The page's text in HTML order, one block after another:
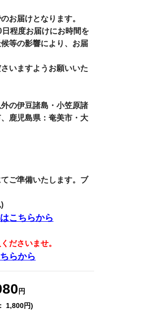
お届けとなります。
程度お届けにお時間を
等の影響により、お届
いますようお願いいた
の伊豆諸島・小笠原諸
鹿児島県：奄美市・大
てご準備いたします。ブ
こちらから
ださいませ。
らから
円
1,800円)